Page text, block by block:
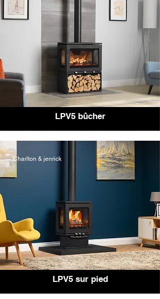
LPV5 bûcher
Charlton & jenrick
LPV5 sur pied